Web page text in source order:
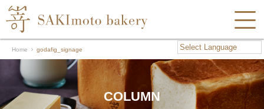
Home godafig_signage
COLUMN